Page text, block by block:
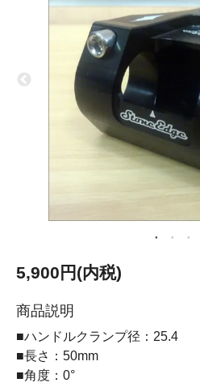
5,900円(内税)
商品説明
■ハンドルクランプ径：25.4
■長さ：50mm
■角度：0°